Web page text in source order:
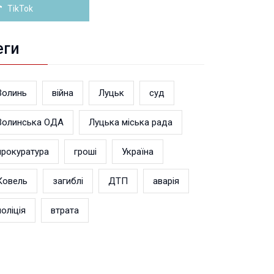
TikTok
війна Луцьк суд
ОДА Луцька міська рада
гроші Україна
загиблі ДТП аварія
втрата